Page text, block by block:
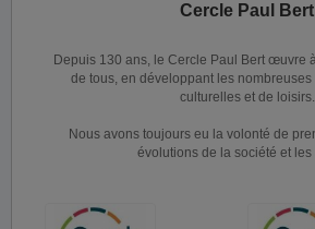
Cercle Paul Bert
Depuis 130 ans, le Cercle Paul Bert œuvre
de tous, en développant les nombreuses
culturelles et de loisirs.
Nous avons toujours eu la volonté de
évolutions de la société et les